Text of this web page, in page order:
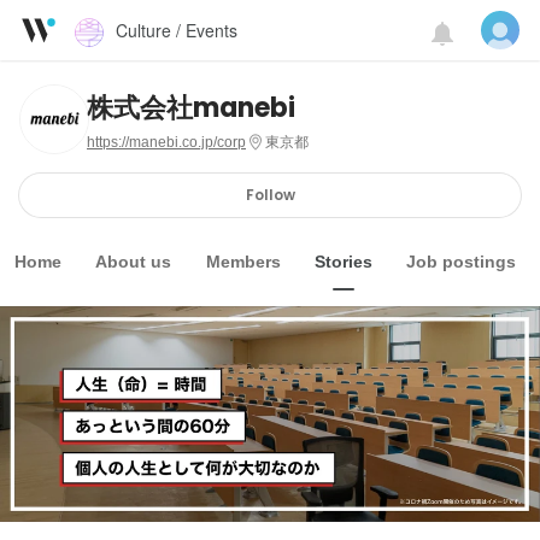
Culture / Events
株式会社manebi
https://manebi.co.jp/corp 東京都
Follow
Home About us Members Stories Job postings